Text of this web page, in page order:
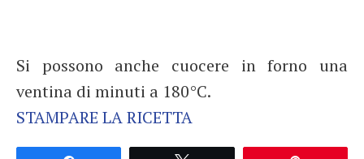
Si possono anche cuocere in forno una
ventina di minuti a 180°C.
STAMPARE LA RICETTA